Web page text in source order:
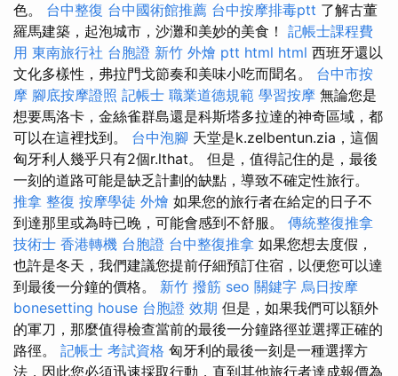
色。 台中整復 台中國術館推薦 台中按摩排毒ptt 了解古董
羅馬建築，起泡城市，沙灘和美妙的美食！ 記帳士課程費
用 東南旅行社 台胞證 新竹 外燴 ptt html html 西班牙還以
文化多樣性，弗拉門戈節奏和美味小吃而聞名。 台中市按
摩 腳底按摩證照 記帳士 職業道德規範 學習按摩 無論您是
想要馬洛卡，金絲雀群島還是科斯塔多拉達的神奇區域，都
可以在這裡找到。 台中泡腳 天堂是k.zelbentun.zia，這個
匈牙利人幾乎只有2個r.lthat。 但是，值得記住的是，最後
一刻的道路可能是缺乏計劃的缺點，導致不確定性旅行。
推拿 整復 按摩學徒 外燴 如果您的旅行者在給定的日子不
到達那里或為時已晚，可能會感到不舒服。 傳統整復推拿
技術士 香港轉機 台胞證 台中整復推拿 如果您想去度假，
也許是冬天，我們建議您提前仔細預訂住宿，以便您可以達
到最後一分鐘的價格。 新竹 撥筋 seo 關鍵字 烏日按摩
bonesetting house 台胞證 效期 但是，如果我們可以額外
的軍刀，那麼值得檢查當前的最後一分鐘路徑並選擇正確的
路徑。 記帳士 考試資格 匈牙利的最後一刻是一種選擇方
法，因此您必須迅速採取行動，直到其他旅行者達成報價為